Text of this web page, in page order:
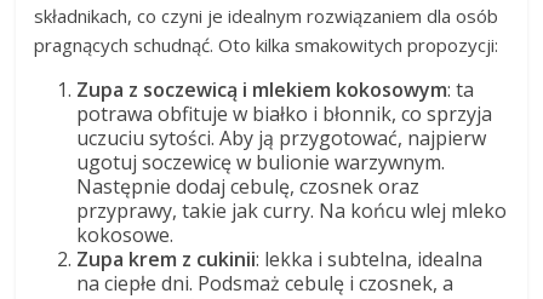
składnikach, co czyni je idealnym rozwiązaniem dla osób
pragnących schudnąć. Oto kilka smakowitych propozycji:
Zupa z soczewicą i mlekiem kokosowym: ta
potrawa obfituje w białko i błonnik, co sprzyja
uczuciu sytości. Aby ją przygotować, najpierw
ugotuj soczewicę w bulionie warzywnym.
Następnie dodaj cebulę, czosnek oraz
przyprawy, takie jak curry. Na końcu wlej mleko
kokosowe.
Zupa krem z cukinii: lekka i subtelna, idealna
na ciepłe dni. Podsmaż cebulę i czosnek, a